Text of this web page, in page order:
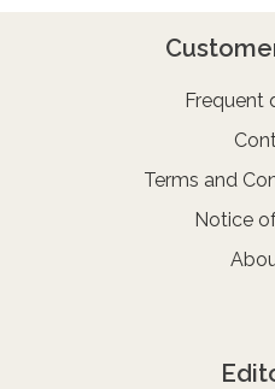
Frequent
Terms and
Notice